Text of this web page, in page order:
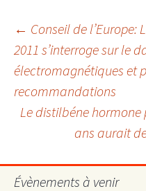
des
articles
← Conseil de l’Europe:
2011 s’interroge sur le
électromagnétiques et
recommandations
Le distilbéne hormone
ans aurait
Évènements à venir